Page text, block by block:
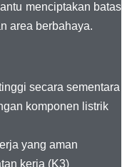
menciptakan batas
area berbahaya.
secara sementara
komponen listrik
yang aman
kerja (K3)